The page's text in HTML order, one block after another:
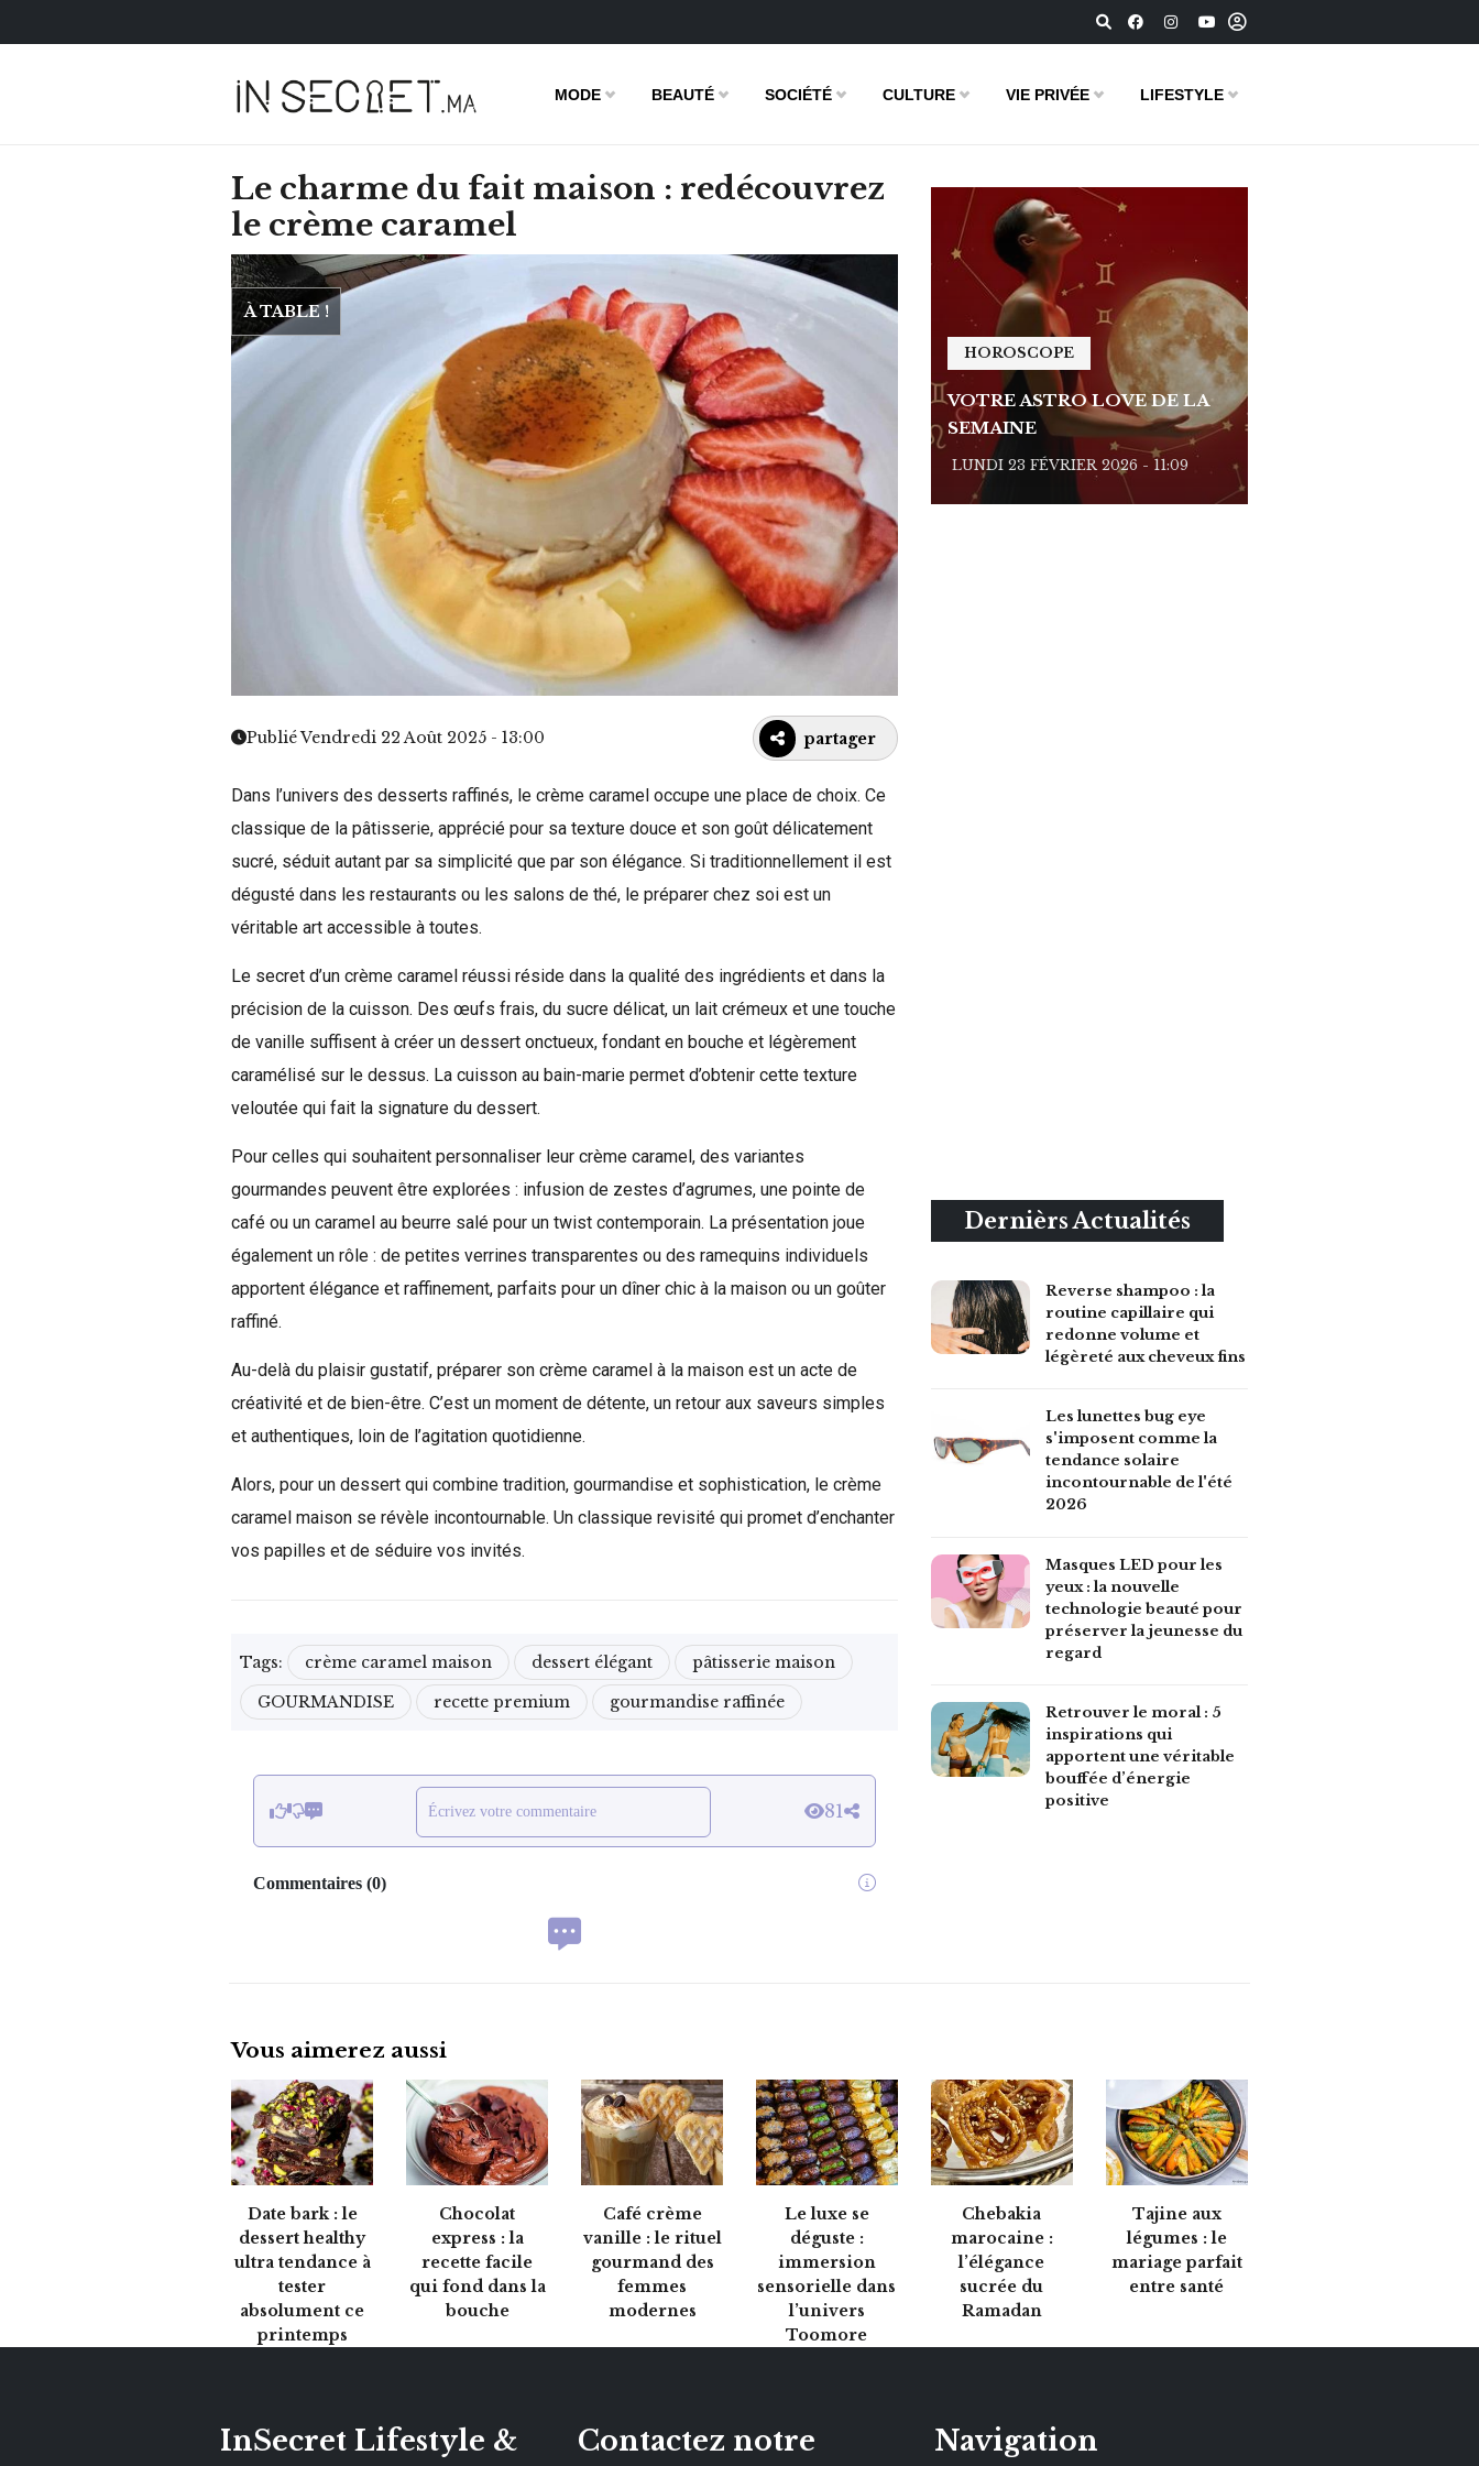
MODE BEAUTÉ SOCIÉTÉ CULTURE VIE PRIVÉE LIFESTYLE
Le charme du fait maison : redécouvrez
le crème caramel
À TABLE !
Publié Vendredi 22 Août 2025 - 13:00 partager
Dans l’univers des desserts raffinés, le crème caramel occupe une place de choix. Ce
classique de la pâtisserie, apprécié pour sa texture douce et son goût délicatement
sucré, séduit autant par sa simplicité que par son élégance. Si traditionnellement il est
dégusté dans les restaurants ou les salons de thé, le préparer chez soi est un
véritable art accessible à toutes.
Le secret d’un crème caramel réussi réside dans la qualité des ingrédients et dans la
précision de la cuisson. Des œufs frais, du sucre délicat, un lait crémeux et une touche
de vanille suffisent à créer un dessert onctueux, fondant en bouche et légèrement
caramélisé sur le dessus. La cuisson au bain-marie permet d’obtenir cette texture
veloutée qui fait la signature du dessert.
Pour celles qui souhaitent personnaliser leur crème caramel, des variantes
gourmandes peuvent être explorées : infusion de zestes d’agrumes, une pointe de
café ou un caramel au beurre salé pour un twist contemporain. La présentation joue
également un rôle : de petites verrines transparentes ou des ramequins individuels
apportent élégance et raffinement, parfaits pour un dîner chic à la maison ou un goûter
raffiné.
Au-delà du plaisir gustatif, préparer son crème caramel à la maison est un acte de
créativité et de bien-être. C’est un moment de détente, un retour aux saveurs simples
et authentiques, loin de l’agitation quotidienne.
Alors, pour un dessert qui combine tradition, gourmandise et sophistication, le crème
caramel maison se révèle incontournable. Un classique revisité qui promet d’enchanter
vos papilles et de séduire vos invités.
Tags: crème caramel maison dessert élégant
pâtisserie maison
GOURMANDISE
recette premium gourmandise raffinée
Écrivez votre commentaire 81
Commentaires (0)
VOTRE ASTRO LOVE DE LA
SEMAINE
LUNDI 23 FÉVRIER 2026 - 11:09
HOROSCOPE
VOTRE ASTRO LOVE DE LA
SEMAINE
LUNDI 23 FÉVRIER 2026 - 11:09
HOROSCOPE
VOTRE ASTRO LOVE DE LA
SEMAINE
LUNDI 23 FÉVRIER 2026 - 11:09
Dernièrs Actualités
Reverse shampoo : la
routine capillaire qui
redonne volume et
légèreté aux cheveux fins
Les lunettes bug eye
s'imposent comme la
tendance solaire
incontournable de l'été
2026
Masques LED pour les
yeux : la nouvelle
technologie beauté pour
préserver la jeunesse du
regard
Retrouver le moral : 5
inspirations qui
apportent une véritable
bouffée d’énergie
positive
Vous aimerez aussi
Date bark : le
dessert healthy
ultra tendance à
tester
absolument ce
printemps
Chocolat
express : la
recette facile
qui fond dans la
bouche
Café crème
vanille : le rituel
gourmand des
femmes
modernes
Le luxe se
déguste :
immersion
sensorielle dans
l’univers
Toomore
Chebakia
marocaine :
l’élégance
sucrée du
Ramadan
Tajine aux
légumes : le
mariage parfait
entre santé
InSecret Lifestyle & Contactez notre Navigation